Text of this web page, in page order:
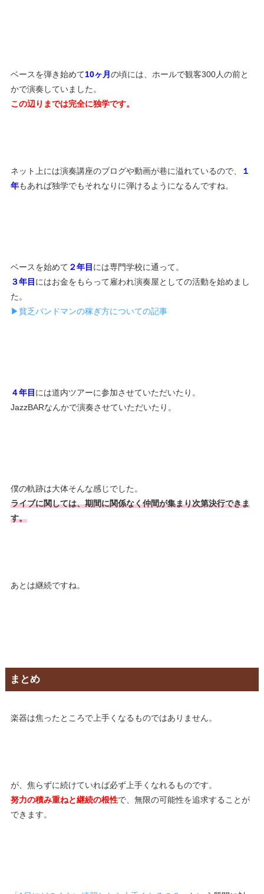
ベースを弾き始めて10ヶ月 の頃には、ホールで観客300人の前と
かで演奏していました。
この辺りまでは完全に独学です。
ネット上には演奏講座のブログや動画が巷に溢れているので、
１
年もあれば独学でもそれなりに弾けるようになるんですね。
ベースを始めて ２年目 には専門学校に通って。
３年目 にはお金をもらって雇われ演奏屋としての活動を始めまし
た。
▶︎貧乏バンドマンの稼ぎ方についての記事
４年目 には道内ツアーに参加させていただいたり。
JazzBARなんかで演奏させていただいたり。
僕の軌跡は大体そんな感じでした。
ライブに関しては、期間に関係なく仲間が集まり次第決行できま
す。
あとは継続ですね。
まとめ
楽器は焦ったところで上手くなるものではありません。
が、焦らずに続けていれば必ず上手くなれるものです。
努力の積み重ねと継続の根性で、無限の可能性を追求することが
できます。